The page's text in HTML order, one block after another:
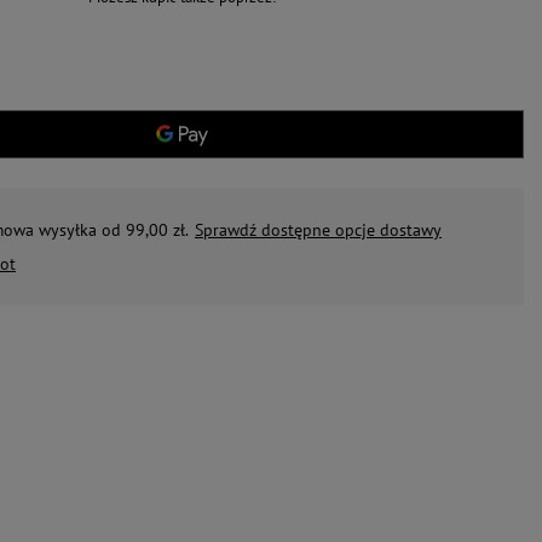
wysyłka od 99,00 zł. Sprawdź dostępne opcje dostawy